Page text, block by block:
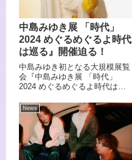
中島みゆき展 「時代」
2024 めぐるめぐるよ時代
は巡る』開催迫る！
中島みゆき初となる大規模展覧
会『中島みゆき展 「時代」
2024 めぐるめぐるよ時代は巡
ところざわサクラタウン内の角
川武蔵野ミュージアムで4月20
日より開催される。会期は2024
年4月20日(土)～6月23日(日)
で、4月分のチケットはすでに
発売中だ。
News